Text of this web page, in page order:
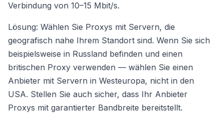
Verbindung von 10–15 Mbit/s.
Lösung: Wählen Sie Proxys mit Servern, die
geografisch nahe Ihrem Standort sind. Wenn Sie sich
beispielsweise in Russland befinden und einen
britischen Proxy verwenden — wählen Sie einen
Anbieter mit Servern in Westeuropa, nicht in den
USA. Stellen Sie auch sicher, dass Ihr Anbieter
Proxys mit garantierter Bandbreite bereitstellt.